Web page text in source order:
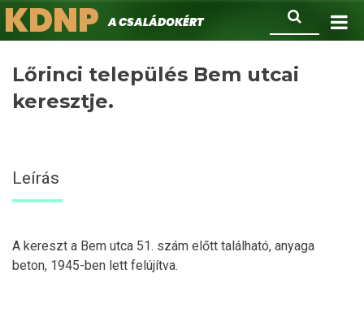
Ugrás
a
Keresés
KDNPA családokért.
Lőrinci település Bem utcai
keresztje.
Leírás
A kereszt a Bem utca 51. szám előtt található, anyaga
beton, 1945-ben lett felújítva.